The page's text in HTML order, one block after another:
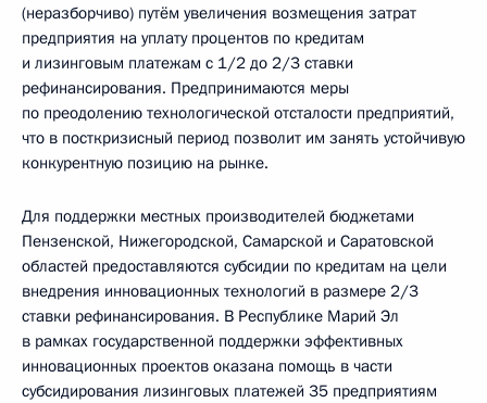
(неразборчиво) путём увеличения возмещения затрат
предприятия на уплату процентов по кредитам
и лизинговым платежам с 1/2 до 2/3 ставки
рефинансирования. Предпринимаются меры
по преодолению технологической отсталости предприятий,
что в посткризисный период позволит им занять устойчивую
конкурентную позицию на рынке.
Для поддержки местных производителей бюджетами
Пензенской, Нижегородской, Самарской и Саратовской
областей предоставляются субсидии по кредитам на цели
внедрения инновационных технологий в размере 2/3
ставки рефинансирования. В Республике Марий Эл
в рамках государственной поддержки эффективных
инновационных проектов оказана помощь в части
субсидирования лизинговых платежей 35 предприятиям